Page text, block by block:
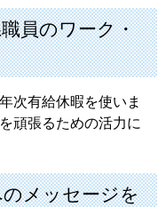
員のワーク・
次有給休暇を使いま
頑張るための活力に
メッセージを